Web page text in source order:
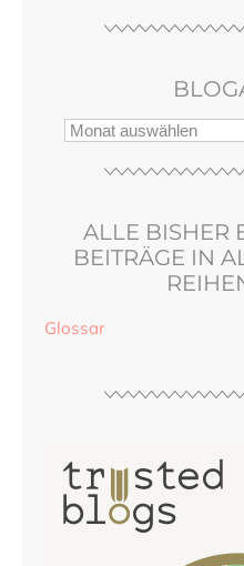
ALLE BISHER
BEITRÄGE IN
Glossar